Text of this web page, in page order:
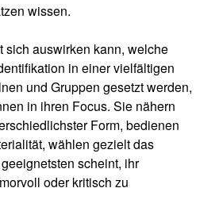
wissen.
sich auswirken kann, welche
in einer vielfältigen
und Gruppen gesetzt werden,
in ihren Focus. Sie nähern
Form, bedienen
wählen gezielt das
scheint, ihr
oder kritisch zu